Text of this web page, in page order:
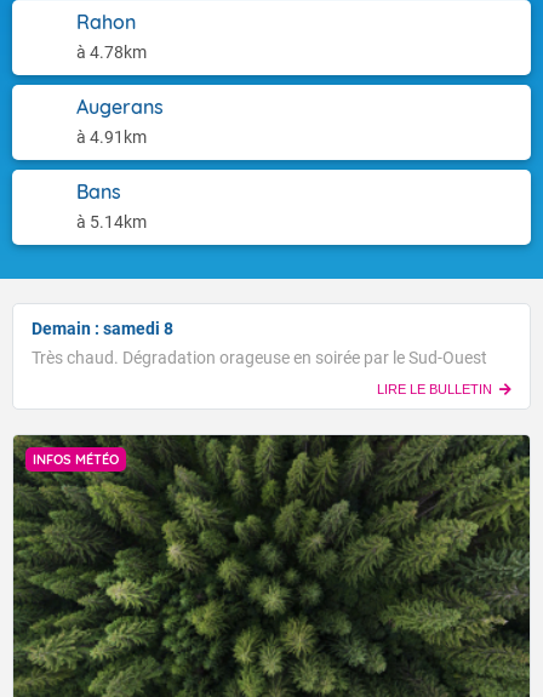
Rahon
à 4.78km
Augerans
à 4.91km
Bans
à 5.14km
Demain : samedi 8
Très chaud. Dégradation orageuse en soirée par le Sud-Ouest
LIRE LE BULLETIN
INFOS MÉTÉO